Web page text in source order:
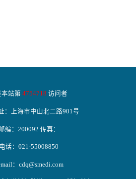
本站第 4754718 访问者
：上海市中山北二路901号
编：200092 传真：
电话：021-55008850
：cdq@smedi.com